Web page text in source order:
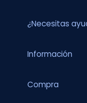
¿Necesitas
Información
Compra